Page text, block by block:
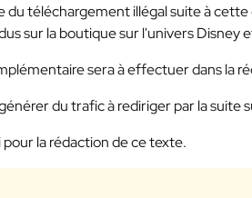
du téléchargement illégal suite à cette
sur la boutique sur l'univers Disney
sera à effectuer dans la
du trafic à rediriger par la suite
la rédaction de ce texte.